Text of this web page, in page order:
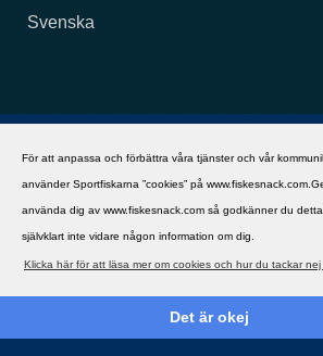
För att anpassa och förbättra våra tjänster och vår
använder Sportfiskarna ”cookies” på
använda dig av www.fiskesnack.com så godkänner du
självklart inte vidare någon information om dig.
Klicka här för att läsa mer om cookies och hur du tackar nej
Det är okej
Svenska
Copyright ©2002 - 2021, FiskeSnack.com.
Copyright © 2026 MH Sub I, LLC
All times are GMT+1.